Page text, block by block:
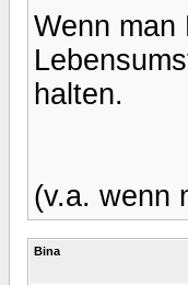
Wenn man
halten.
(v.a. wenn
Bina